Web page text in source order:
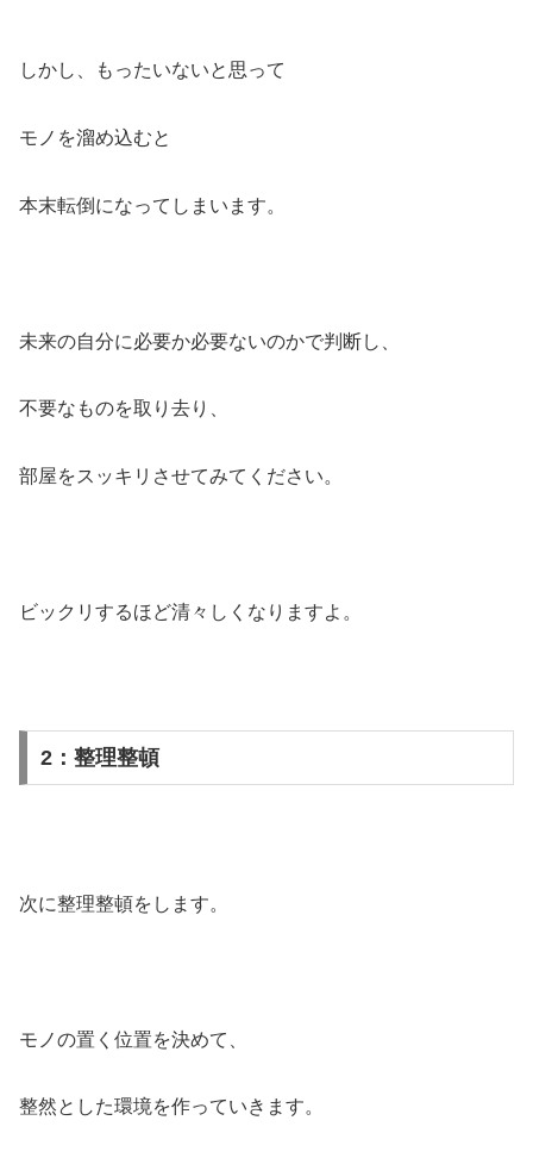
しかし、もったいないと思って
モノを溜め込むと
本末転倒になってしまいます。
未来の自分に必要か必要ないのかで判断し、
不要なものを取り去り、
部屋をスッキリさせてみてください。
ビックリするほど清々しくなりますよ。
2：整理整頓
次に整理整頓をします。
モノの置く位置を決めて、
整然とした環境を作っていきます。